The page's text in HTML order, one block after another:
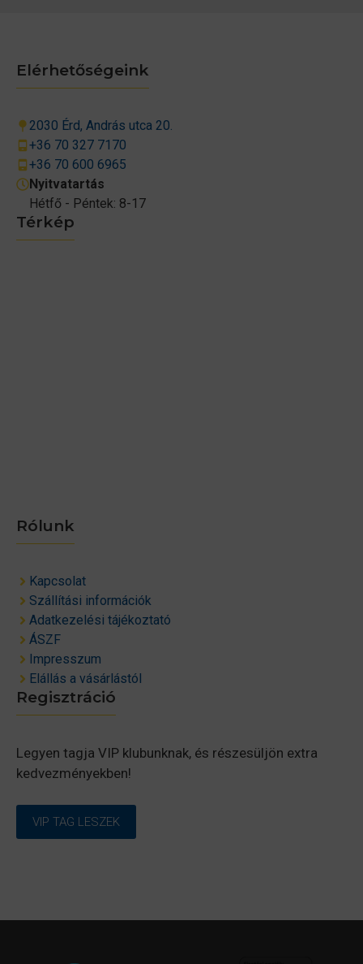
Térkép
Rólunk
Kapcsolat
Szállítási információk
Adatkezelési tájékoztató
ÁSZF
Impresszum
Elállás a vásárlástól
Elérhetőségeink
2030 Érd, András utca 20.
+36 70 327 7170
+36 70 600 6965
Nyitvatartás
Hétfő - Péntek: 8-17
Regisztráció
Legyen tagja VIP klubunknak, és részesüljön extra
kedvezményekben!
VIP TAG LESZEK